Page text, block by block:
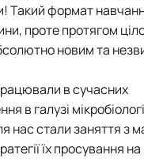
Такий формат
проте протягом
новим та
в сучасних
в галузі
нас стали заняття з
їх просування на